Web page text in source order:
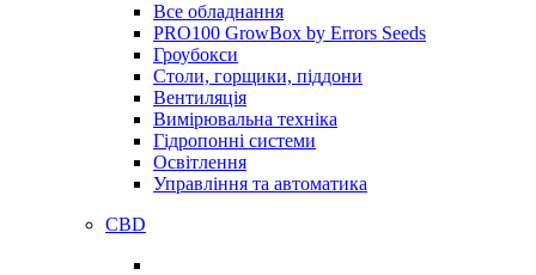
Все обладнання
PRO100 GrowBox by Errors Seeds
Гроубокси
Столи, горщики, піддони
Вентиляція
Вимірювальна техніка
Гідропонні системи
Освітлення
Управління та автоматика
CBD